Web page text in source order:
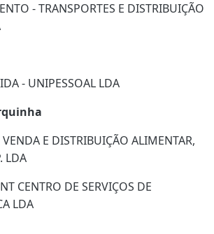
- TRANSPORTES E DISTRIBUIÇÃO
- UNIPESSOAL LDA
E DISTRIBUIÇÃO ALIMENTAR,
LDA
CENTRO DE SERVIÇOS DE
LDA